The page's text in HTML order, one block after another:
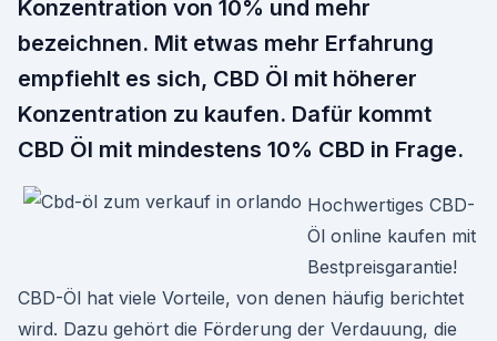
Konzentration von 10% und mehr
bezeichnen. Mit etwas mehr Erfahrung
empfiehlt es sich, CBD Öl mit höherer
Konzentration zu kaufen. Dafür kommt
CBD Öl mit mindestens 10% CBD in Frage.
Hochwertiges CBD-
Öl online kaufen mit
Bestpreisgarantie!
CBD-Öl hat viele Vorteile, von denen häufig berichtet
wird. Dazu gehört die Förderung der Verdauung, die